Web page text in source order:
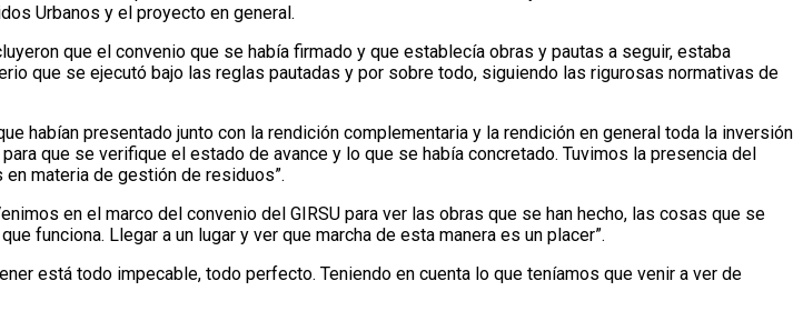
Urbanos y el proyecto en general.
que el convenio que se había firmado y que establecía obras y pautas a seguir, estaba
que se ejecutó bajo las reglas pautadas y por sobre todo, siguiendo las rigurosas normativas de
habían presentado junto con la rendición complementaria y la rendición en general toda la inversión
que se verifique el estado de avance y lo que se había concretado. Tuvimos la presencia del
materia de gestión de residuos”.
en el marco del convenio del GIRSU para ver las obras que se han hecho, las cosas que se
funciona. Llegar a un lugar y ver que marcha de esta manera es un placer”.
está todo impecable, todo perfecto. Teniendo en cuenta lo que teníamos que venir a ver de